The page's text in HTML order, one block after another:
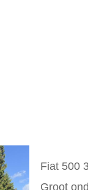
Fiat 500
Groot